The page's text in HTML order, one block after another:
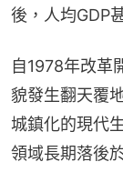
後，人均GDP
自1978年改革
貌發生翻天覆
城鎮化的現代
領域長期落後